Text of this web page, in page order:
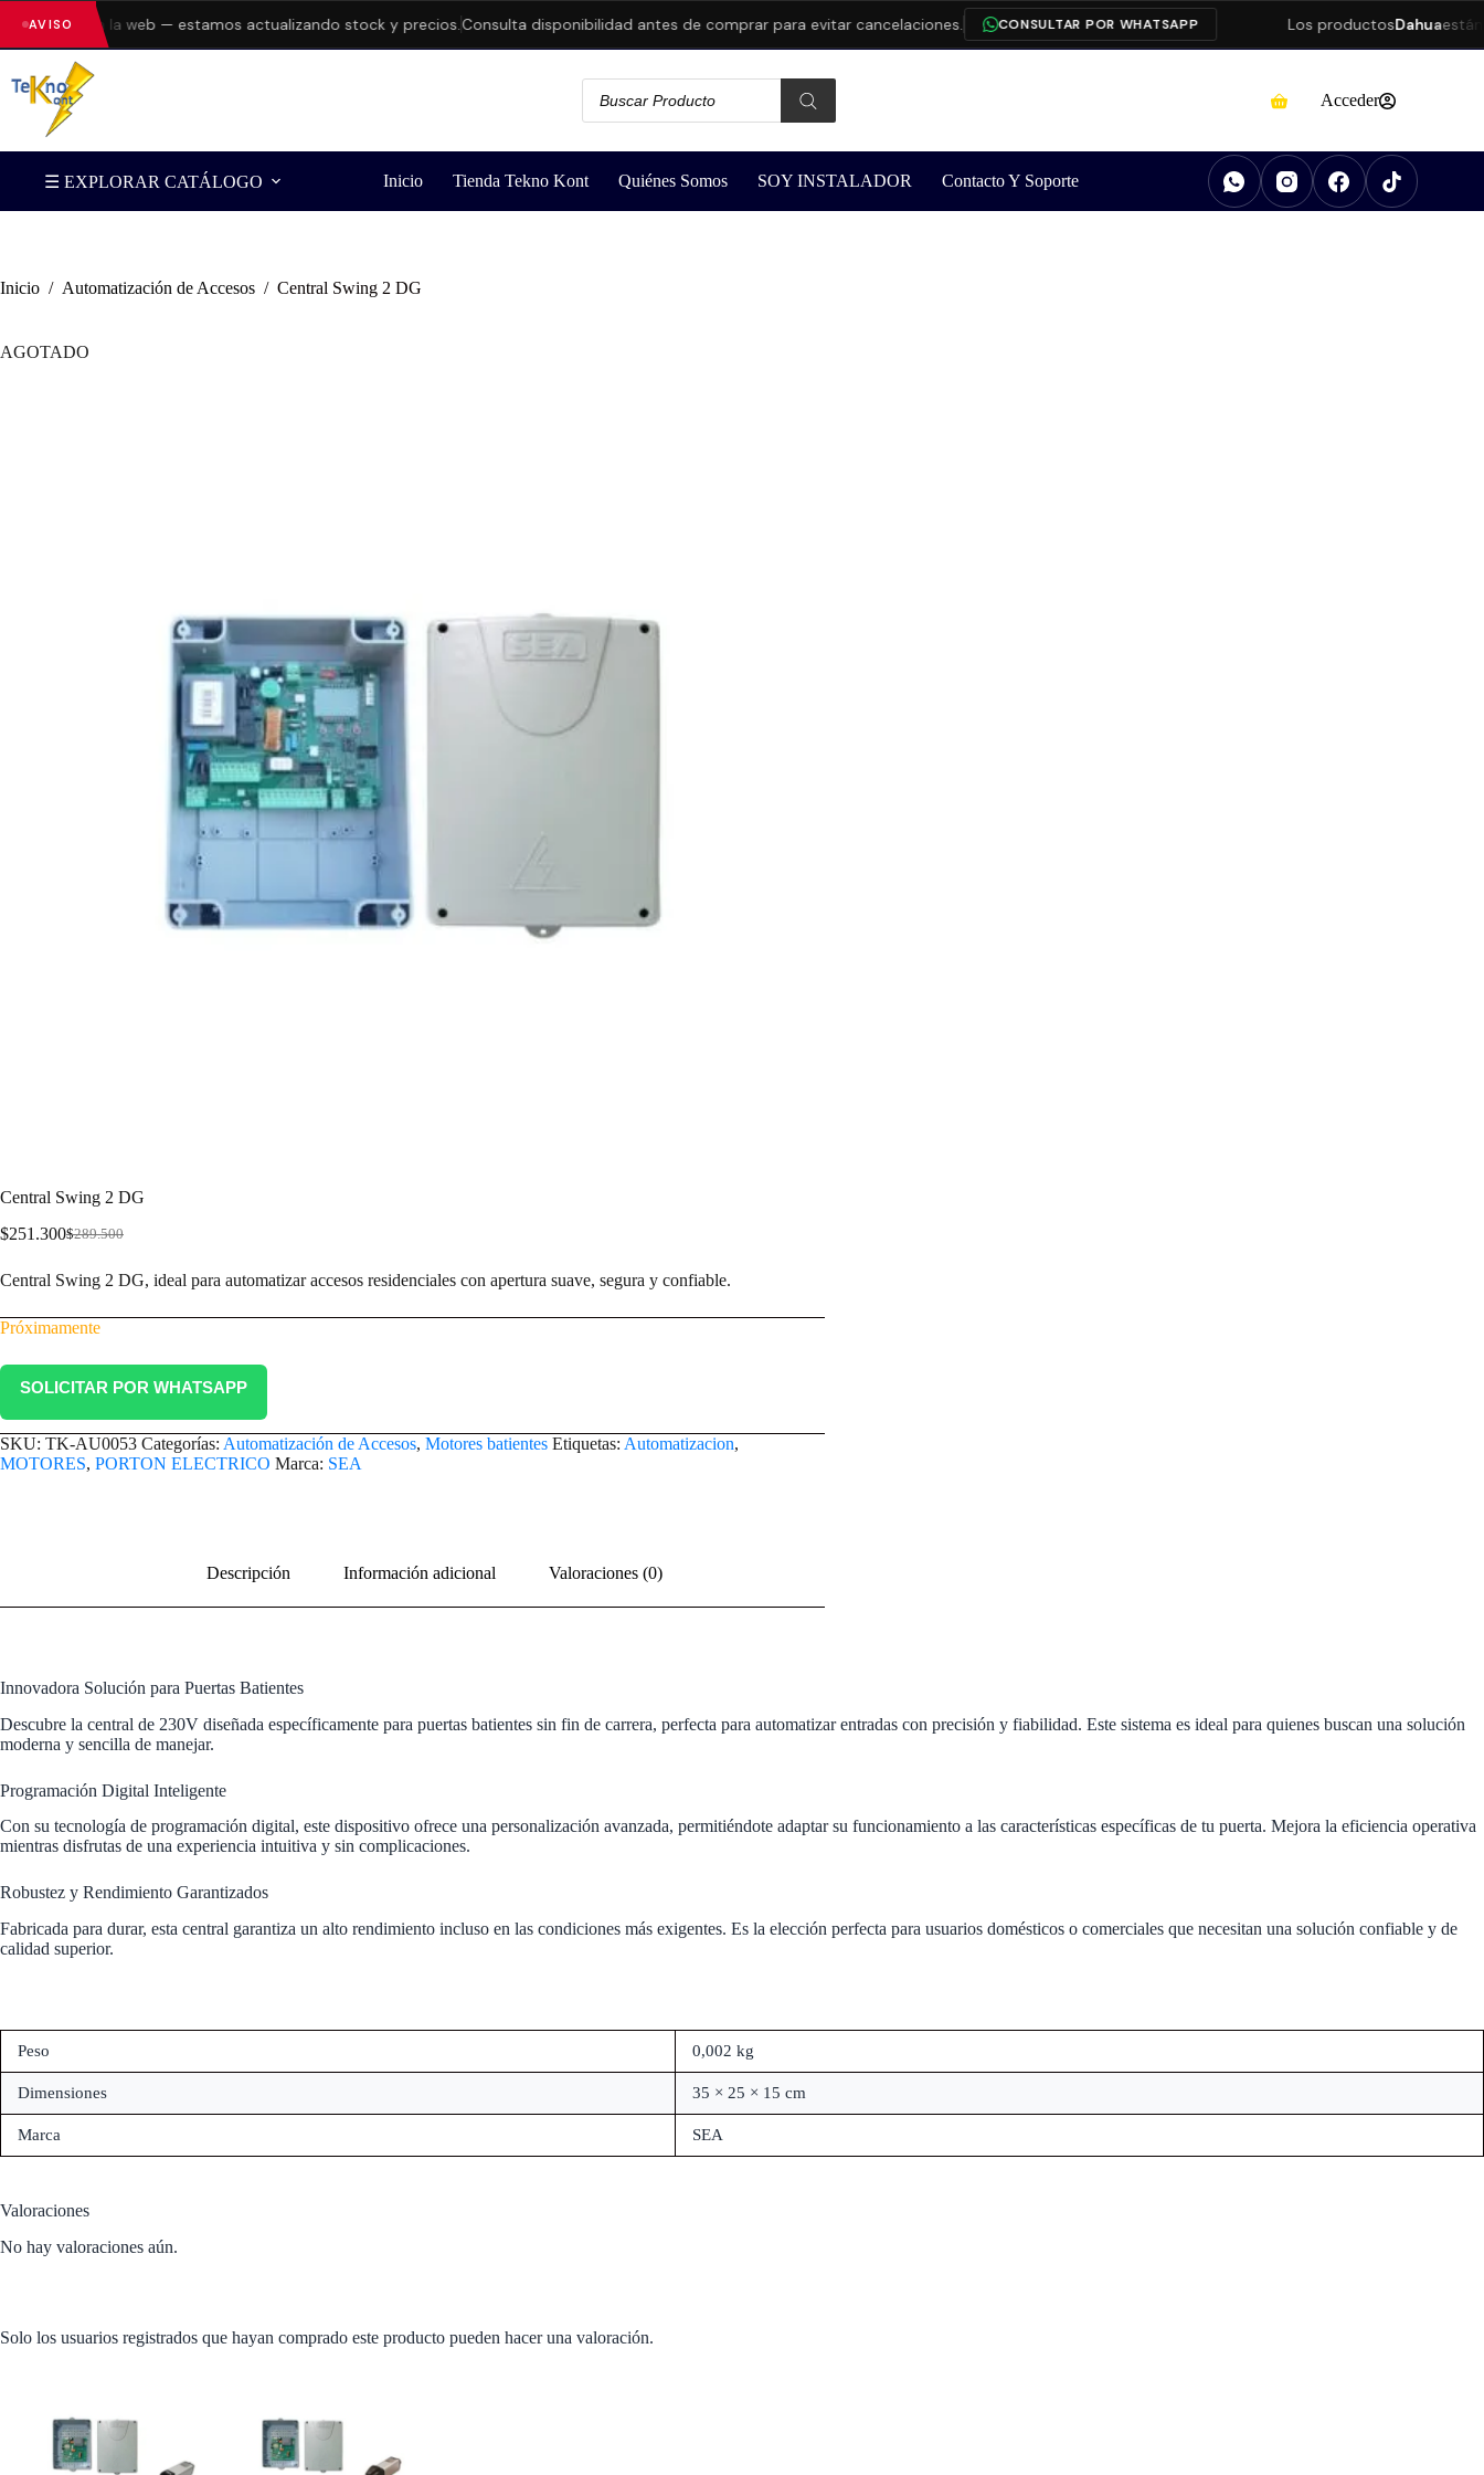
AVISOen la web — estamos actualizando stock y precios.Consulta disponibilidad antes de comprar para evitar cancelaciones. CONSULTAR POR WHATSAPP Los productosDahuaestán
Acceder
☰ EXPLORAR CATÁLOGO Inicio Tienda Tekno Kont Quiénes Somos SOY INSTALADOR Contacto Y Soporte
Inicio / Automatización de Accesos / Central Swing 2 DG
AGOTADO
Central Swing 2 DG
$289.500
$251.300
Central Swing 2 DG, ideal para automatizar accesos residenciales con apertura suave, segura y confiable.
Próximamente
SOLICITAR POR WHATSAPP
SKU: TK-AU0053 Categorías: Automatización de Accesos, Motores batientes Etiquetas: Automatizacion,
MOTORES, PORTON ELECTRICO Marca: SEA
Descripción Información adicional Valoraciones (0)
Innovadora Solución para Puertas Batientes
Descubre la central de 230V diseñada específicamente para puertas batientes sin fin de carrera, perfecta para automatizar entradas con precisión y fiabilidad. Este sistema es ideal para quienes buscan una solución
moderna y sencilla de manejar.
Programación Digital Inteligente
Con su tecnología de programación digital, este dispositivo ofrece una personalización avanzada, permitiéndote adaptar su funcionamiento a las características específicas de tu puerta. Mejora la eficiencia operativa
mientras disfrutas de una experiencia intuitiva y sin complicaciones.
Robustez y Rendimiento Garantizados
Fabricada para durar, esta central garantiza un alto rendimiento incluso en las condiciones más exigentes. Es la elección perfecta para usuarios domésticos o comerciales que necesitan una solución confiable y de
calidad superior.
Peso 0,002 kg
Dimensiones 35 × 25 × 15 cm
Marca SEA
Valoraciones
No hay valoraciones aún.
Solo los usuarios registrados que hayan comprado este producto pueden hacer una valoración.